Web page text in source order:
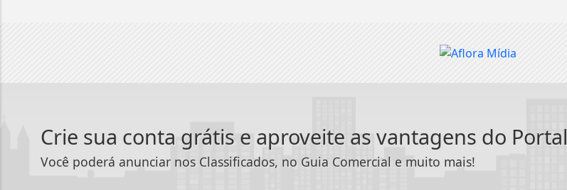
Crie sua conta grátis e aproveite as vantagens do Portal
Você poderá anunciar nos Classificados, no Guia Comercial e muito mais!